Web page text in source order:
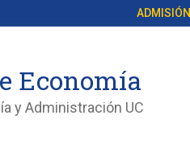
ADMISIÓN
Economía
y Administración UC